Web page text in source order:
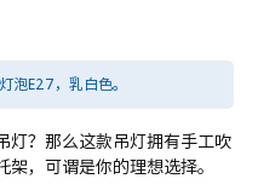
泡E27，乳白色。
灯？那么这款吊灯拥有手工吹
，可谓是你的理想选择。